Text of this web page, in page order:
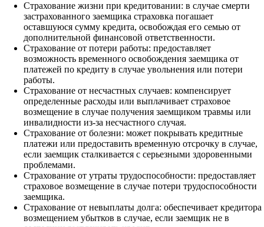
Страхование жизни при кредитовании: в случае смерти
застрахованного заемщика страховка погашает
оставшуюся сумму кредита, освобождая его семью от
дополнительной финансовой ответственности.
Страхование от потери работы: предоставляет
возможность временного освобождения заемщика от
платежей по кредиту в случае увольнения или потери
работы.
Страхование от несчастных случаев: компенсирует
определенные расходы или выплачивает страховое
возмещение в случае получения заемщиком травмы или
инвалидности из-за несчастного случая.
Страхование от болезни: может покрывать кредитные
платежи или предоставить временную отсрочку в случае,
если заемщик сталкивается с серьезными здоровенными
проблемами.
Страхование от утраты трудоспособности: предоставляет
страховое возмещение в случае потери трудоспособности
заемщика.
Страхование от невыплаты долга: обеспечивает кредитора
возмещением убытков в случае, если заемщик не в